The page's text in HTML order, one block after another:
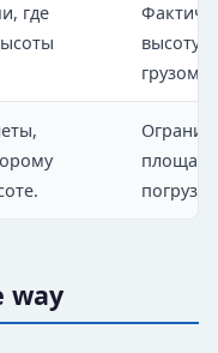
где
высоту
грузом.
way